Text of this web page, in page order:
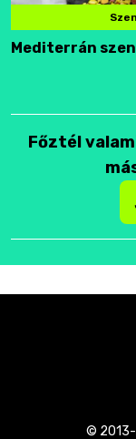
Mediterrán
Főztél
© 2013-